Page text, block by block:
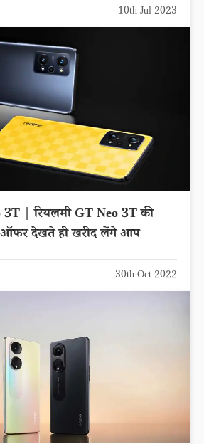
10th Jul 2023
| रियलमी GT Neo 3T की
देखते ही खरीद लेंगे आप
30th Oct 2022